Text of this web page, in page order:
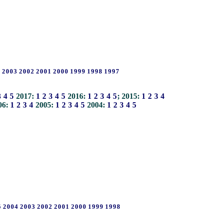
2003 2002 2001 2000 1999 1998 1997
4 5 2017: 1 2 3 4 5 2016: 1 2 3 4 5; 2015: 1 2 3 4
1 2 3 4 2005: 1 2 3 4 5 2004: 1 2 3 4 5
2004 2003 2002 2001 2000 1999 1998